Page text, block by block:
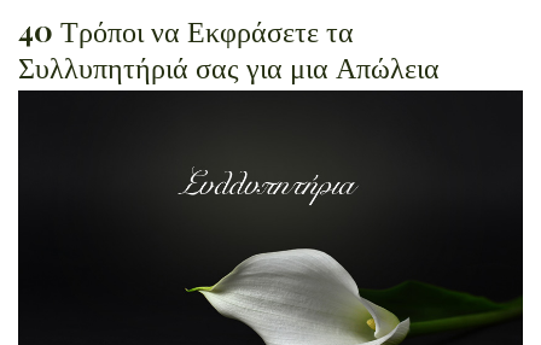
40 Τρόποι να Εκφράσετε τα
Συλλυπητήριά σας για μια Απώλεια